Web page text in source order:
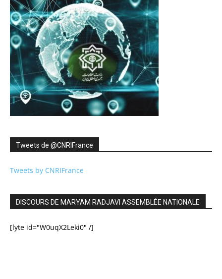
Tweets de ‎@CNRIFrance
Tweets by CNRIFrance
DISCOURS DE MARYAM RADJAVI ASSEMBLÉE NATIONALE
[lyte id="W0uqX2Leki0" /]